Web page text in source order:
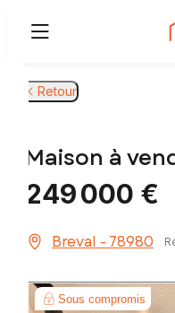
Retour
Maison à
249 000 €
Breval - 78980
Sous compromis